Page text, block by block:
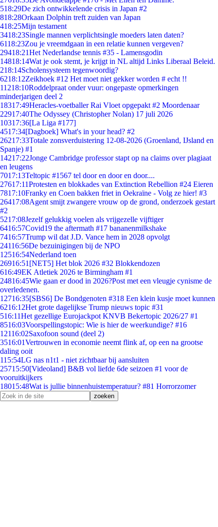
518:29De zich ontwikkelende crisis in Japan #2
818:28Orkaan Dolphin treft zuiden van Japan
418:25Mijn testament
3418:23Single mannen verplichtsingle moeders laten daten?
6118:23Zou je vreemdgaan in een relatie kunnen vergeven?
29418:21Het Nederlandse tennis #35 - Lamensgodin
14818:14Wat je ook stemt, je krijgt in NL altijd Links Liberaal Beleid.
218:14Scholensysteem tegenwoordig?
6218:12Zeikhoek #12 Het moet niet gekker worden # echt !!
11218:10Roddelpraat onder vuur: ongepaste opmerkingen
minderjarigen deel 2
18317:49Heracles-voetballer Rai Vloet opgepakt #2 Moordenaar
22917:40The Odyssey (Christopher Nolan) 17 juli 2026
10317:36[La Liga #177]
4517:34[Dagboek] What's in your head? #2
26217:33Totale zonsverduistering 12-08-2026 (Groenland, IJsland en
Spanje) #1
14217:22Jonge Cambridge professor stapt op na claims over plagiaat
en leugens
7017:13Teltopic #1567 tel door en door en door....
27617:11Protesten en blokkades van Extinction Rebellion #24 Eieren
7817:10Franky en Coen bakken friet in Oekraïne - Volg ze hier! #3
26417:08Agent smijt zwangere vrouw op de grond, onderzoek gestart
#2
5217:08Jezelf gelukkig voelen als vrijgezelle vijftiger
6416:57Covid19 the aftermath #17 bananenmilkshake
7416:57Trump wil dat J.D. Vance hem in 2028 opvolgt
24116:56De bezuinigingen bij de NPO
12516:54Nederland toen
26916:51 [NET5] Het blok 2026 #32 Blokkendozen
616:49EK Atletiek 2026 te Birmingham #1
24816:45Wie gaan er dood in 2026?Post met een vleugje cynisme de
overledenen.
12716:35[SBS6] De Bondgenoten #318 Een klein kusje moet kunnen
6216:12Het grote dagelijkse Trump nieuws topic #31
516:11Het gezellige Eurojackpot KNVB Bekertopic 2026/27 #1
8516:03Voorspellingstopic: Wie is hier de weerkundige? #16
12116:02Saxofoon sound (deel 2)
3516:01Vertrouwen in economie neemt flink af, op een na grootse
daling ooit
115:54LG nas n1t1 - niet zichtbaar bij aansluiten
25715:50[Videoland] B&B vol liefde 6de seizoen #1 voor de
vooruitkijkers
18015:48Wat is jullie binnenhuistemperatuur? #81 Horrorzomer